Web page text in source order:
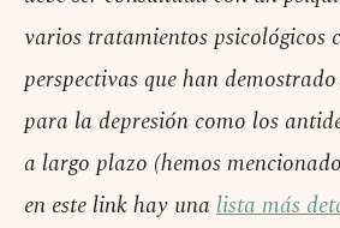
varios tratamientos psicológicos
perspectivas que han
para la depresión como los
a largo plazo (hemos
en este link hay una lista más